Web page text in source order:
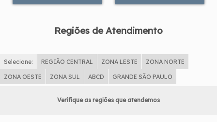
Regiões de Atendimento
Selecione: REGIÃO CENTRAL ZONA LESTE ZONA NORTE
ZONA OESTE ZONA SUL ABCD GRANDE SÃO PAULO
Verifique as regiões que atendemos